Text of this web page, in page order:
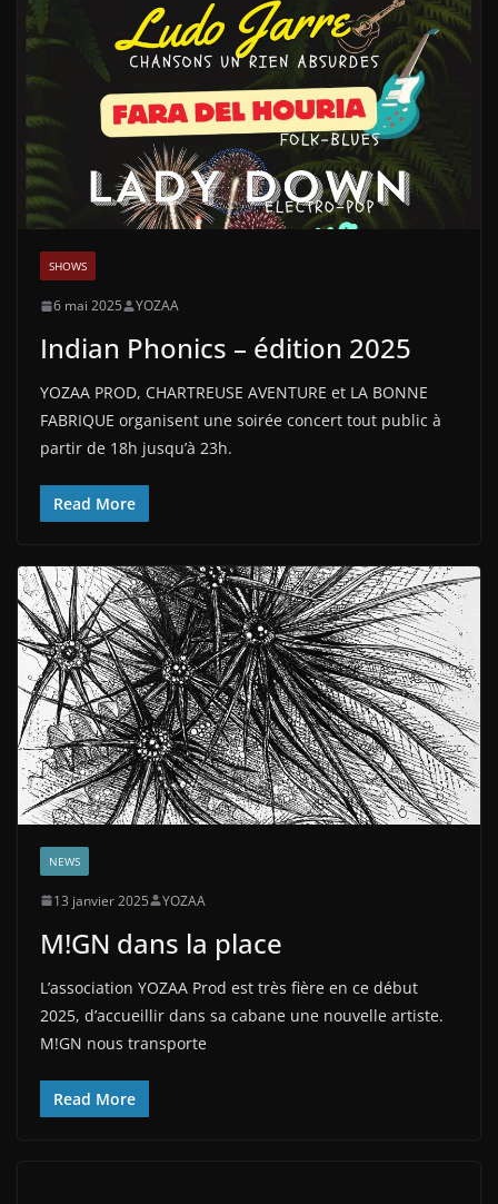
SHOWS
6 mai 2025 YOZAA
Indian Phonics – édition 2025
YOZAA PROD, CHARTREUSE AVENTURE et LA BONNE
FABRIQUE organisent une soirée concert tout public à
partir de 18h jusqu’à 23h.
Read More
NEWS
13 janvier 2025 YOZAA
M!GN dans la place
L’association YOZAA Prod est très fière en ce début
2025, d’accueillir dans sa cabane une nouvelle artiste.
M!GN nous transporte
Read More